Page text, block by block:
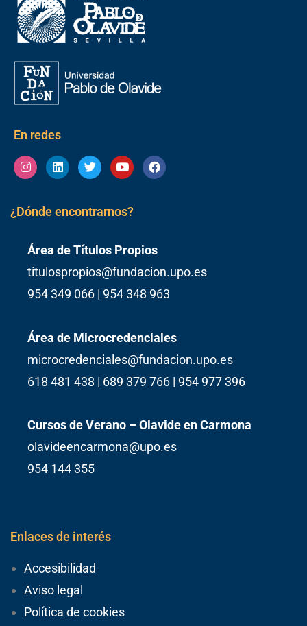
En redes
InstagramLinkedinTwitterYoutubeFacebook
¿Dónde encontrarnos?
Área de Títulos Propios
titulospropios@fundacion.upo.es
954 349 066 | 954 348 963
Área de Microcredenciales
microcredenciales@fundacion.upo.es
618 481 438 | 689 379 766 | 954 977 396
Cursos de Verano – Olavide en Carmona
olavideencarmona@upo.es
954 144 355
Enlaces de interés
Accesibilidad
Aviso legal
Política de cookies